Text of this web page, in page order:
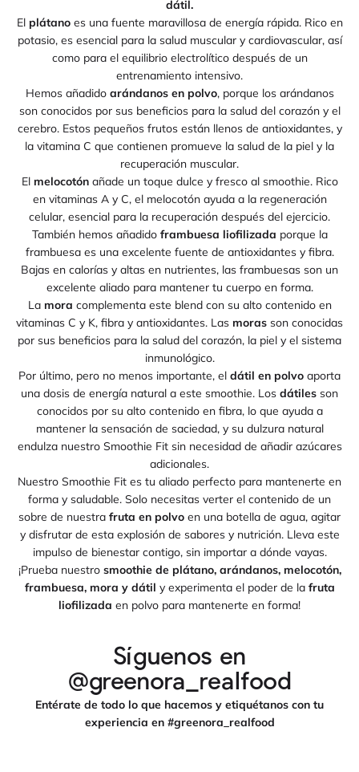
dátil.
El plátanoes una fuente maravillosa de energía rápida. Rico en
potasio, es esencial para la salud muscular y cardiovascular, así
como para el equilibrio electrolítico después de un
entrenamiento intensivo.
Hemos añadido arándanos en polvo, porque los arándanos
son conocidos por sus beneficios para la salud del corazón y el
cerebro. Estos pequeños frutos están llenos de antioxidantes, y
la vitamina C que contienen promueve la salud de la piel y la
recuperación muscular.
El melocotónañade un toque dulce y fresco al smoothie. Rico
en vitaminas A y C, el melocotón ayuda a la regeneración
celular, esencial para la recuperación después del ejercicio.
También hemos añadido frambuesa liofilizada porque la
frambuesa es una excelente fuente de antioxidantes y fibra.
Bajas en calorías y altas en nutrientes, las frambuesas son un
excelente aliado para mantener tu cuerpo en forma.
La mora complementa este blend con su alto contenido en
vitaminas C y K, fibra y antioxidantes. Las moras son conocidas
por sus beneficios para la salud del corazón, la piel y el sistema
inmunológico.
Por último, pero no menos importante, el dátil en polvo aporta
una dosis de energía natural a este smoothie. Los dátiles son
conocidos por su alto contenido en fibra, lo que ayuda a
mantener la sensación de saciedad, y su dulzura natural
endulza nuestro Smoothie Fit sin necesidad de añadir azúcares
adicionales.
Nuestro Smoothie Fit es tu aliado perfecto para mantenerte en
forma y saludable. Solo necesitas verter el contenido de un
sobre de nuestra fruta en polvo en una botella de agua, agitar
y disfrutar de esta explosión de sabores y nutrición. Lleva este
impulso de bienestar contigo, sin importar a dónde vayas.
¡Prueba nuestro smoothie de plátano, arándanos, melocotón,
frambuesa, mora y dátil y experimenta el poder de la fruta
liofilizada en polvo para mantenerte en forma!
Síguenos en
@greenora_realfood
Entérate de todo lo que hacemos y etiquétanos con tu
experiencia en #greenora_realfood